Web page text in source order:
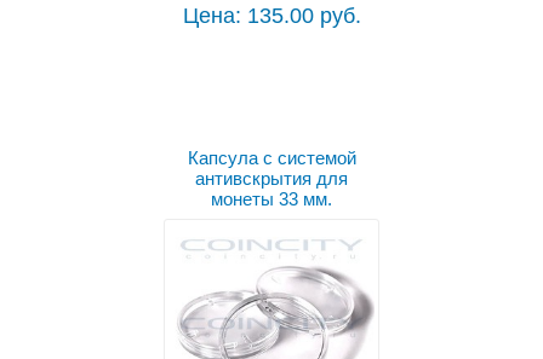
Цена: 135.00 руб.
Капсула с системой
антивскрытия для
монеты 33 мм.